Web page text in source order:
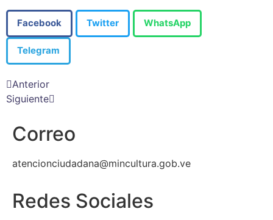
Facebook Twitter WhatsApp
Telegram
Anterior
Siguiente
Correo
atencionciudadana@mincultura.gob.ve
Redes Sociales